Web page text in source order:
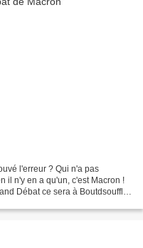
l'erreur ? Qui n'a pas
il n'y en a qu'un, c'est Macron !
Débat ce sera à Boutdsouffle